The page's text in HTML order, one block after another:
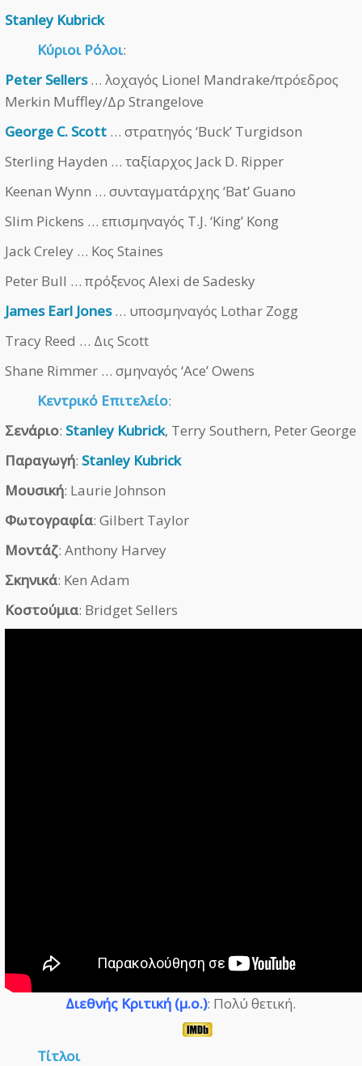
Stanley Kubrick
Κύριοι Ρόλοι:
Peter Sellers… λοχαγός Lionel Mandrake/πρόεδρος
Merkin Muffley/Δρ Strangelove
George C. Scott … στρατηγός ‘Buck’ Turgidson
Sterling Hayden … ταξίαρχος Jack D. Ripper
Keenan Wynn … συνταγματάρχης ‘Bat’ Guano
Slim Pickens … επισμηναγός T.J. ‘King’ Kong
Jack Creley … Κος Staines
Peter Bull … πρόξενος Alexi de Sadesky
James Earl Jones… υποσμηναγός Lothar Zogg
Tracy Reed … Δις Scott
Shane Rimmer … σμηναγός ‘Ace’ Owens
Κεντρικό Επιτελείο:
Σενάριο: Stanley Kubrick, Terry Southern, Peter George
Παραγωγή: Stanley Kubrick
Μουσική: Laurie Johnson
Φωτογραφία: Gilbert Taylor
Μοντάζ: Anthony Harvey
Σκηνικά: Ken Adam
Κοστούμια: Bridget Sellers
Διεθνής Κριτική (μ.ο.): Πολύ θετική.
Τίτλοι